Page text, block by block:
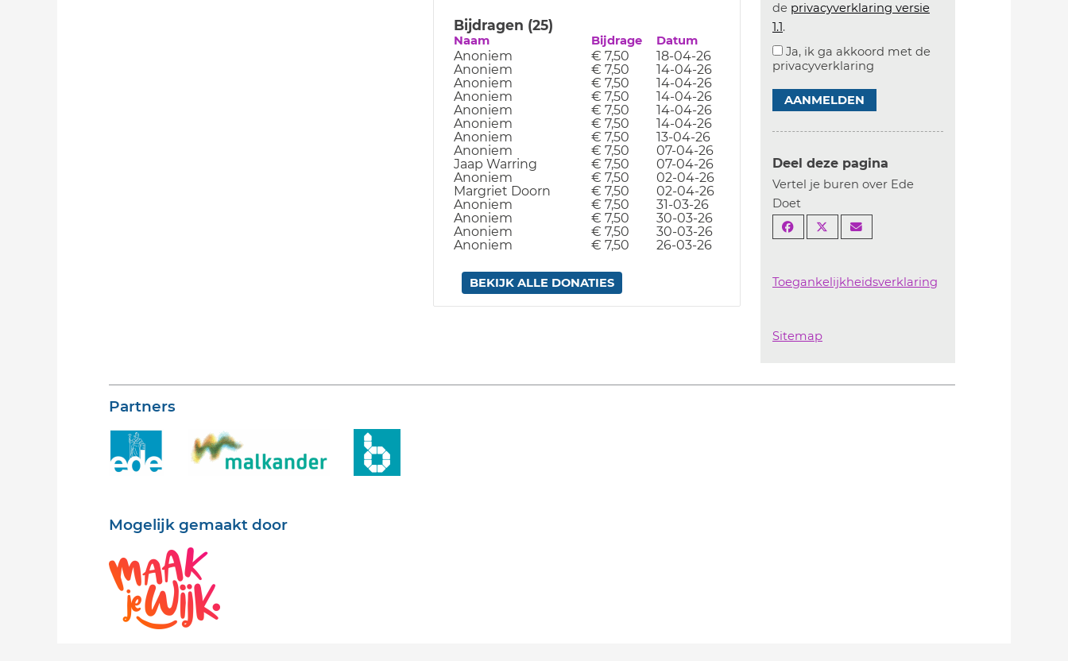
Bijdragen (25)
Naam Bijdrage Datum
Anoniem € 7,50
18-04-26
Anoniem
€ 7,50
14-04-26
Anoniem
€ 7,50
14-04-26
Anoniem
€ 7,50
14-04-26
Anoniem
€ 7,50
14-04-26
Anoniem
€ 7,50
14-04-26
Anoniem
€ 7,50
13-04-26
Anoniem
€ 7,50
07-04-26
Jaap Warring
€ 7,50
07-04-26
Anoniem
€ 7,50
02-04-26
Margriet Doorn
€ 7,50
02-04-26
Anoniem
€ 7,50
31-03-26
Anoniem
€ 7,50
30-03-26
Anoniem
€ 7,50
30-03-26
Anoniem
€ 7,50 26-03-26
BEKIJK ALLE DONATIES
de privacyverklaring versie
1.1.
Ja, ik ga akkoord met de
privacyverklaring
AANMELDEN
Deel deze pagina
Vertel je buren over Ede
Doet
Toegankelijkheidsverklaring
Sitemap
Partners
Mogelijk gemaakt door